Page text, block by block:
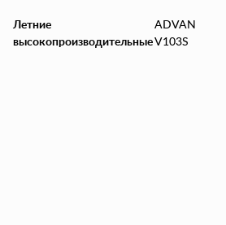
Летние
высокопроизводительные
ADVAN
V103S